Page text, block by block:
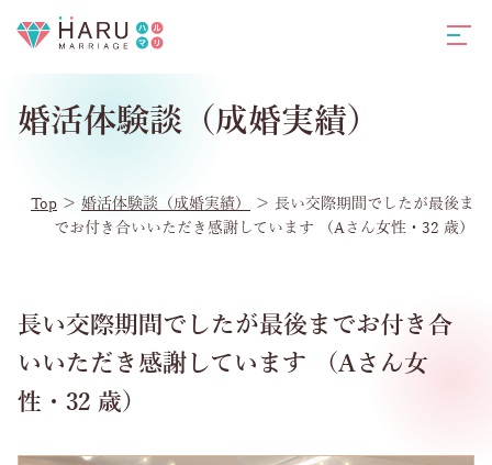
婚活体験談（成婚実績）
Top ＞ 婚活体験談（成婚実績） ＞ 長い交際期間でしたが最後ま
でお付き合いいただき感謝しています （Aさん女性・32 歳）
長い交際期間でしたが最後までお付き合
いいただき感謝しています （Aさん女
性・32 歳）